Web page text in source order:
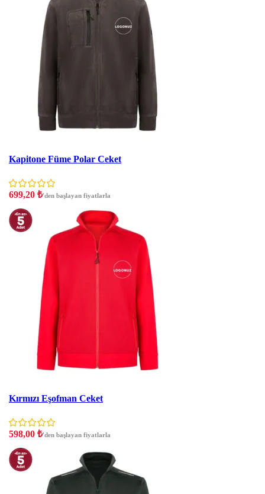
Kapitone Füme Polar Ceket
699,20 ₺'den başlayan fiyatlarla
Kırmızı Eşofman Ceket
598,00 ₺'den başlayan fiyatlarla